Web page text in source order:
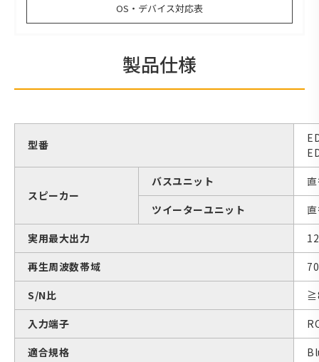
OS・デバイス対応表
製品仕様
型番
スピーカー
バスユニット
ツイーターユニット
実用最大出力
再生周波数帯域
S/N比
入力端子
適合規格